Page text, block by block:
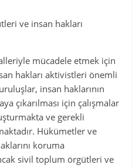
ve insan hakları
mücadele etmek için
hakları aktivistleri önemli
insan haklarının
çıkarılması için çalışmalar
ve gerekli
Hükümetler ve
koruma
sivil toplum örgütleri ve